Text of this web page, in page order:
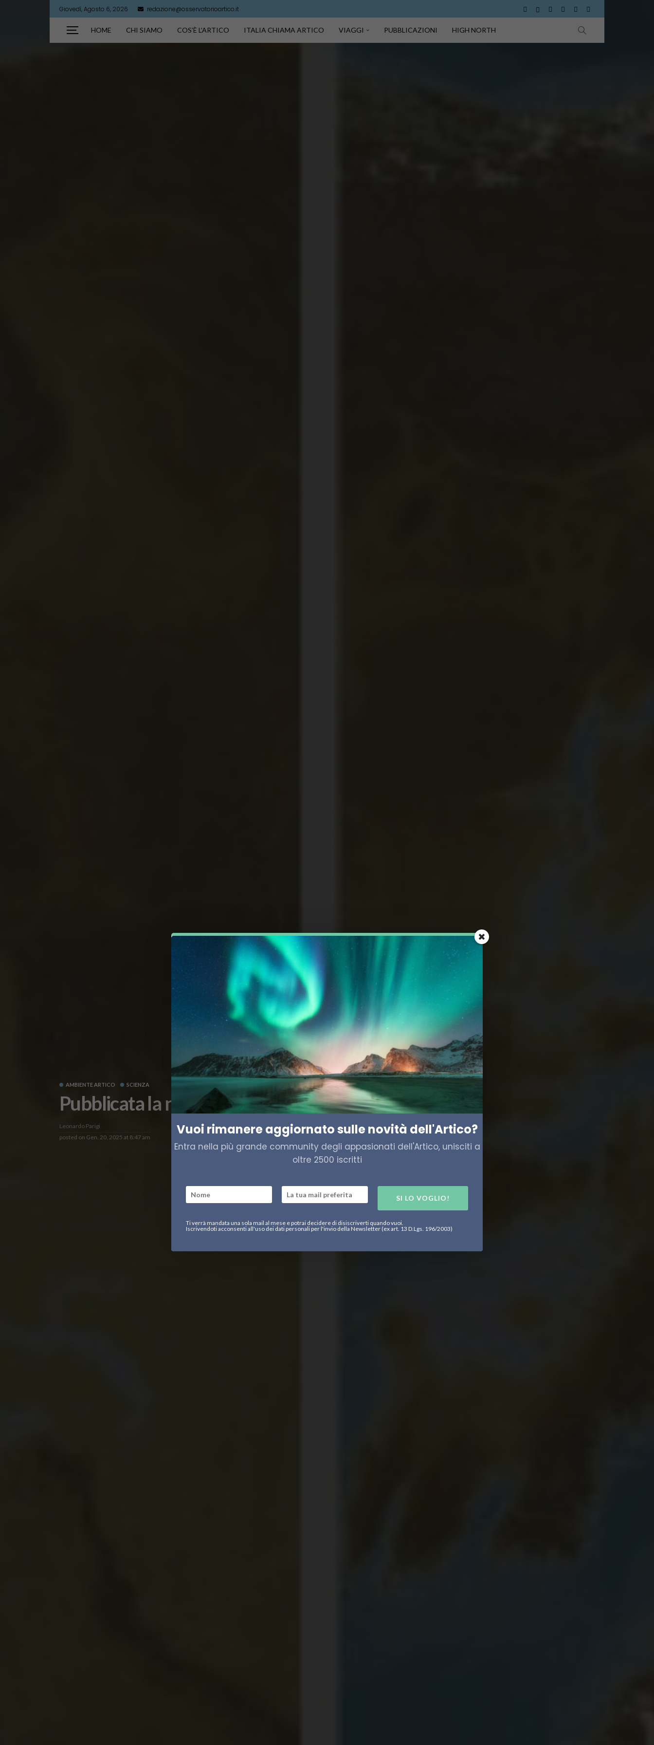
Giovedì, Agosto 6, 2026 redazione@osservatorioartico.it
HOME CHI SIAMO COS’È L’ARTICO ITALIA CHIAMA ARTICO VIAGGI PUBBLICAZIONI HIGH NORTH
AMBIENTE ARTICO SCIENZA
Pubblicata la nuova mappa dei fondali artici
Leonardo Parigi
posted on Gen. 20, 2025 at 8:47 am Vuoi rimanere aggiornato sulle novità dell'Artico?
Entra nella più grande community degli appasionati dell'Artico, unisciti a
oltre 2500 iscritti
SI LO VOGLIO!
Ti verrà mandata una sola mail al mese e potrai decidere di disiscriverti quando vuoi.
Iscrivendoti acconsenti all'uso dei dati personali per l'invio della Newsletter (ex art. 13 D.Lgs. 196/2003)